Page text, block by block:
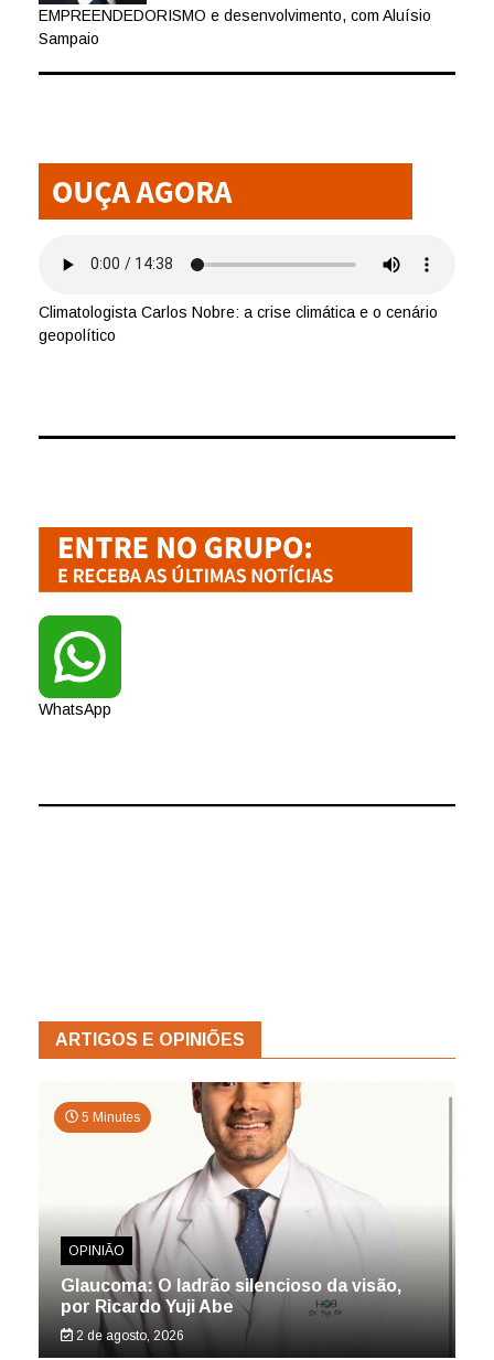
EMPREENDEDORISMO e desenvolvimento, com Aluísio
Sampaio
Climatologista Carlos Nobre: a crise climática e o cenário
geopolítico
WhatsApp
ARTIGOS E OPINIÕES
5 Minutes
OPINIÃO
Glaucoma: O ladrão silencioso da visão,
por Ricardo Yuji Abe
2 de agosto, 2026